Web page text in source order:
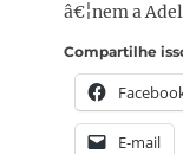
â€¦nem a
Compartilhe
E-mail